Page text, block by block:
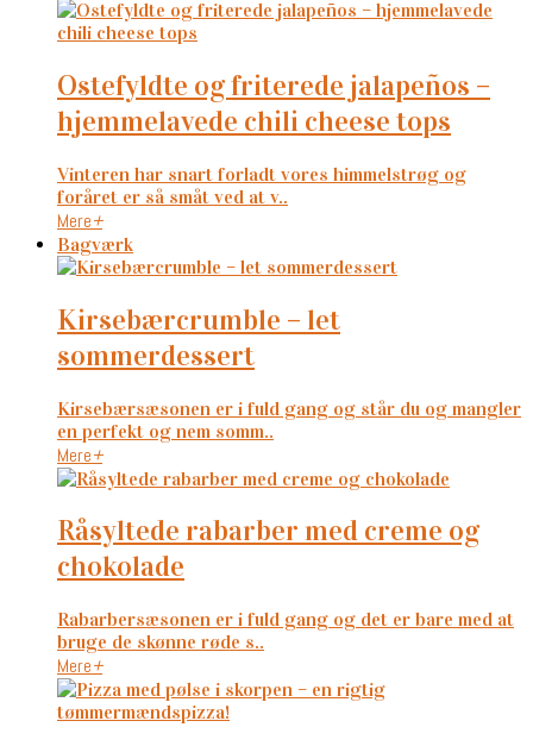
ostefyldte og friterede jalapeños –
hjemmelavede chili cheese tops
Vinteren har snart forladt vores himmelstrøg og
foråret er så småt ved at v..
Mere+
Bagværk
kirsebærcrumble – let
sommerdessert
Kirsebærsæsonen er i fuld gang og står du og mangler
en perfekt og nem somm..
Mere+
råsyltede rabarber med creme og
chokolade
Rabarbersæsonen er i fuld gang og det er bare med at
bruge de skønne røde s..
Mere+